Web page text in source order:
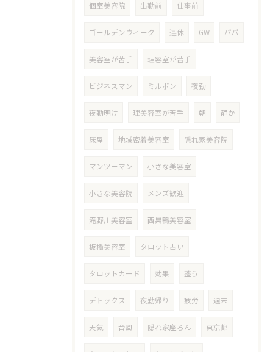
個室美容院 出勤前 仕事前
ゴールデンウィーク 連休 GW パパ
美容室が苦手 理容室が苦手
ビジネスマン ミルボン 夜勤
夜勤明け 理美容室が苦手 朝 静か
床屋 地域密着美容室 隠れ家美容院
マンツーマン 小さな美容室
小さな美容院 メンズ歓迎
滝野川美容室 西巣鴨美容室
板橋美容室 タロット占い
タロットカード 効果 整う
デトックス 夜勤帰り 疲労 週末
天気 台風 隠れ家座ろん 東京都